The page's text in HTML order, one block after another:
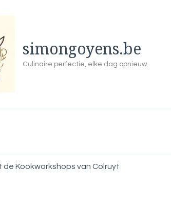
simongoyens.be
Culinaire perfectie, elke dag opnieuw.
Kookworkshops van Colruyt